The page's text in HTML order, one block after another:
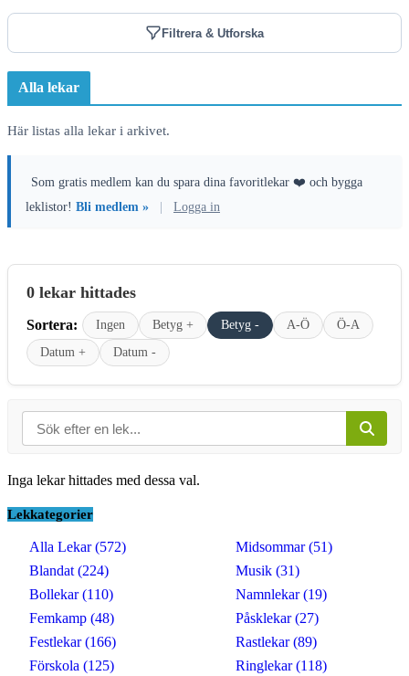
Filtrera & Utforska
Alla lekar
Här listas alla lekar i arkivet.
Som gratis medlem kan du spara dina favoritlekar ❤️ och bygga
leklistor! Bli medlem » Logga in
0 lekar hittades
Sortera: Ingen Betyg + Betyg - A-Ö
Ö-A
Datum +
Datum -
Inga lekar hittades med dessa val.
Lekkategorier
Alla Lekar (572)
Blandat (224)
Bollekar (110)
Femkamp (48)
Festlekar (166)
Förskola (125)
Midsommar (51)
Musik (31)
Namnlekar (19)
Påsklekar (27)
Rastlekar (89)
Ringlekar (118)